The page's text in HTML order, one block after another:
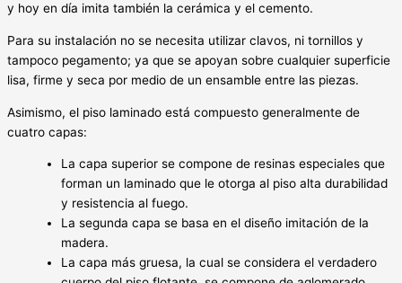
y hoy en día imita también la cerámica y el cemento.
Para su instalación no se necesita utilizar clavos, ni tornillos y
tampoco pegamento; ya que se apoyan sobre cualquier superficie
lisa, firme y seca por medio de un ensamble entre las piezas.
Asimismo, el piso laminado está compuesto generalmente de
cuatro capas:
La capa superior se compone de resinas especiales que
forman un laminado que le otorga al piso alta durabilidad
y resistencia al fuego.
La segunda capa se basa en el diseño imitación de la
madera.
La capa más gruesa, la cual se considera el verdadero